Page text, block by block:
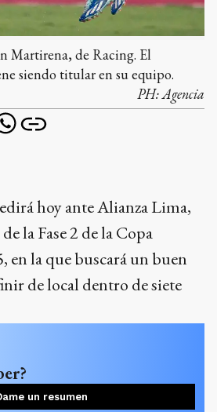
Martirena, de Racing. El
siendo titular en su equipo.
PH:Agencia
hoy ante Alianza Lima,
la Fase 2 de la Copa
en la que buscará un buen
de local dentro de siete
un resumen